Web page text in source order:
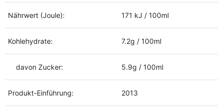
Nährwert (Joule): 171 kJ / 100ml
Kohlehydrate: 7.2g / 100ml
davon Zucker: 5.9g / 100ml
Produkt-Einführung: 2013